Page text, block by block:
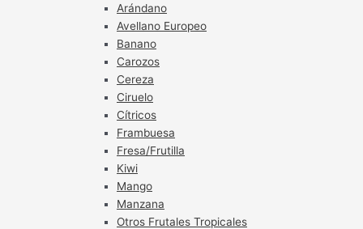
Arándano
Avellano Europeo
Banano
Carozos
Cereza
Ciruelo
Cítricos
Frambuesa
Fresa/Frutilla
Kiwi
Mango
Manzana
Otros Frutales Tropicales